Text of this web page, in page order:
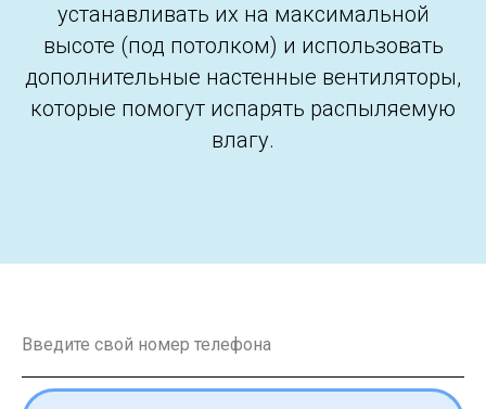
устанавливать их на максимальной
высоте (под потолком) и использовать
дополнительные настенные вентиляторы,
которые помогут испарять распыляемую
влагу.